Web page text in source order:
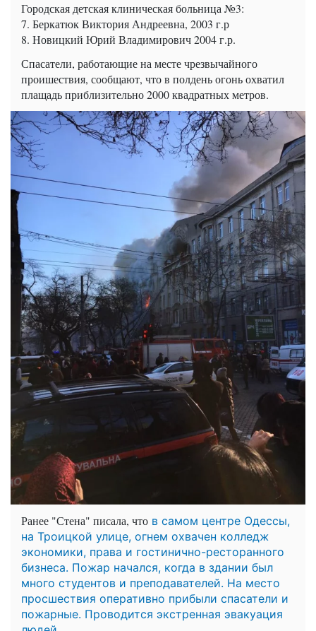
Городская детская клиническая больница №3:
7. Беркатюк Виктория Андреевна, 2003 г.р
8. Новицкий Юрий Владимирович 2004 г.р.
Спасатели, работающие на месте чрезвычайного
проишествия, сообщают, что в полдень огонь охватил
плащадь приблизительно 2000 квадратных метров.
Ранее "Стена" писала, что в самом центре Одессы,
на Троицкой улице, огнем охвачен колледж
экономики, права и гостинично-ресторанного
бизнеса. Пожар начался, когда в здании был
много студентов и преподавателей. На место
просшествия оперативно прибыли спасатели и
пожарные. Проводится экстренная эвакуация